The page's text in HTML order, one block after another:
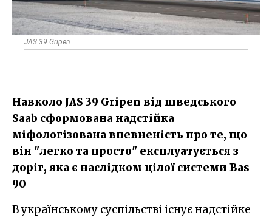
JAS 39 Gripen
Навколо JAS 39 Gripen від шведського
Saab сформована надстійка
міфологізована впевненість про те, що
він "легко та просто" експлуатується з
доріг, яка є наслідком цілої системи Bas
90
В українському суспільстві існує надстійке